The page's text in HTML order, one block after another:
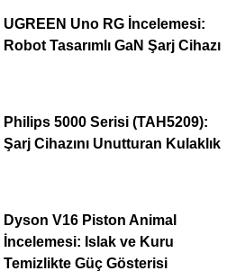
UGREEN Uno RG İncelemesi:
Robot Tasarımlı GaN Şarj Cihazı
Philips 5000 Serisi (TAH5209):
Şarj Cihazını Unutturan Kulaklık
Dyson V16 Piston Animal
İncelemesi: Islak ve Kuru
Temizlikte Güç Gösterisi